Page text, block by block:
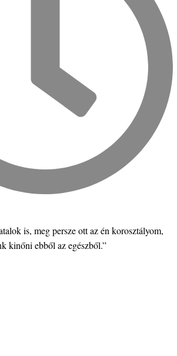
is, meg persze ott az én korosztályom,
kinőni ebből az egészből.”